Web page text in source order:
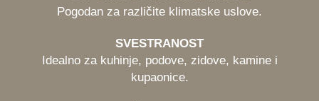
Pogodan za različite klimatske uslove.
SVESTRANOST
Idealno za kuhinje, podove, zidove, kamine i
kupaonice.